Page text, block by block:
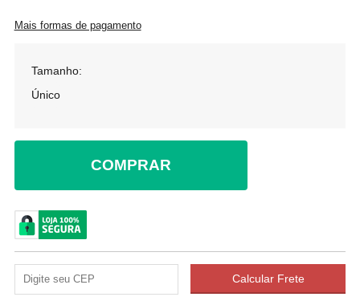
Mais formas de pagamento
Tamanho:
Único
COMPRAR